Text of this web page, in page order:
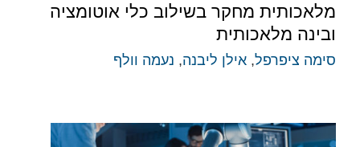
מלאכותית מחקר בשילוב כלי אוטומציה
ובינה מלאכותית
סימה ציפרפל, אילן ליבנה, נעמה וולף